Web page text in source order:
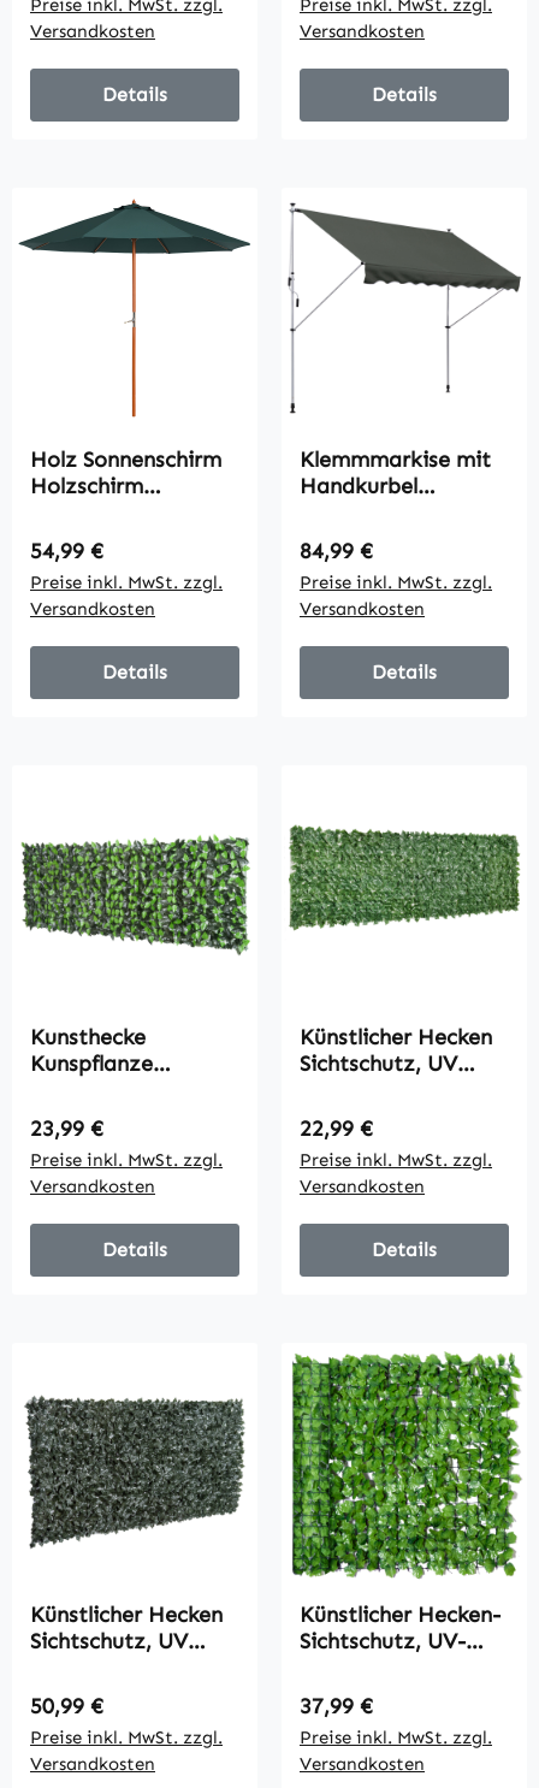
Sonnenschutz mit
Kurbel,
Balkonmarkise,
Preise inkl. MwSt. zzgl.
Versandkosten
Details
Preise inkl. MwSt. zzgl.
Versandkosten
Details
Holz Sonnenschirm
Holzschirm
Dunkelgrün
Regulärer Preis:
54,99 €
Preise inkl. MwSt. zzgl.
Versandkosten
Details
Klemmmarkise mit
Handkurbel
Gelenkarmmarkise
schmutzabweisend,
witterungsbeständig
Balkonmarkise
150cm breit
Terrassenmarkise
für Terrasse Balkon
Regulärer Preis:
84,99 €
Preise inkl. MwSt. zzgl.
Versandkosten
Details
Kunsthecke
Kunspflanze
Outdoordekoration,
realistisches
Aussehen, 300 cm×
100 cm, Dunkelgrün
Regulärer Preis:
23,99 €
Preise inkl. MwSt. zzgl.
Versandkosten
Details
Künstlicher Hecken
Sichtschutz, UV
Sichtschutz, Grün
Balkon Sichtschutz,
Zaun
Sichtschutzgitter
mit Blättern, Hecken
WandKünstliche 300
Regulärer Preis:
22,99 €
Preise inkl. MwSt. zzgl.
Versandkosten
Details
Künstlicher Hecken
Sichtschutz, UV
Sichtschutz, Grün
Balkon Sichtschutz,
Zaun
Sichtschutzgitter
Regulärer Preis:
50,99 €
Preise inkl. MwSt. zzgl.
Versandkosten
Künstlicher Hecken-
Sichtschutz, UV-
Sichtschutzgitter
mit Blättern,
Hecken-Zaun, 300 x
100 cm, Grün
Regulärer Preis:
37,99 €
Preise inkl. MwSt. zzgl.
Versandkosten